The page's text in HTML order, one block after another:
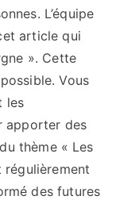
L’équipe
article qui
». Cette
Vous
les
apporter des
thème « Les
régulièrement
des futures